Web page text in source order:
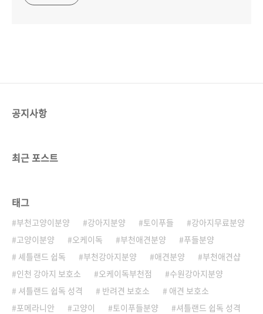
공지사항
최근 포스트
태그
부천고양이분양 강아지분양 토이푸들
강아지무료분양
고양이분양
오케이독 부천애견분양
푸들분양
셰틀랜드 쉽독
부천강아지분양 애견분양
부천애견샵
인천 강아지 보호소
오케이독부천점
수원강아지분양
셔틀랜드 쉽독 성격
반려견 보호소
애견 보호소
포메라니안
고양이 토이푸들분양
셔틀랜드 쉽독 성격